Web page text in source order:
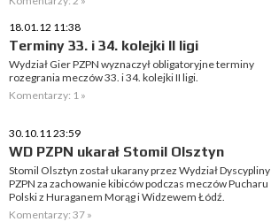
18.01.12 11:38
Terminy 33. i 34. kolejki II ligi
Wydział Gier PZPN wyznaczył obligatoryjne terminy
rozegrania meczów 33. i 34. kolejki II ligi.
Komentarzy: 1 »
30.10.11 23:59
WD PZPN ukarał Stomil Olsztyn
Stomil Olsztyn został ukarany przez Wydział Dyscypliny
PZPN za zachowanie kibiców podczas meczów Pucharu
Polski z Huraganem Morąg i Widzewem Łódź.
Komentarzy: 37 »